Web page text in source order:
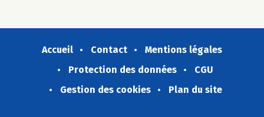
Accueil Contact
Mentions légales
Protection des données
CGU
Gestion des cookies
Plan du site